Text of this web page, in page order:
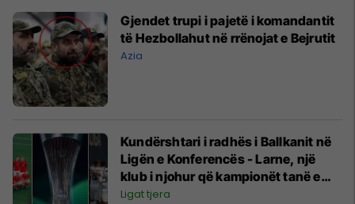
Gjendet trupi i pajetë i komandantit
të Hezbollahut në rrënojat e Bejrutit
Azia
Kundërshtari i radhës i Ballkanit në
Ligën e Konferencës - Larne, një
klub i njohur që kampionët tanë e
kishin nënshtruar keq në të
Ligat tjera